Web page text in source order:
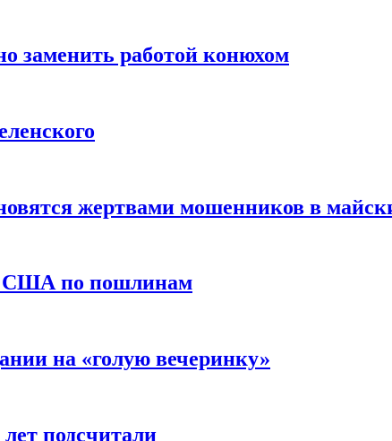
заменить работой конюхом
жертвами мошенников в
США по пошлинам
на «голую вечеринку»
подсчитали